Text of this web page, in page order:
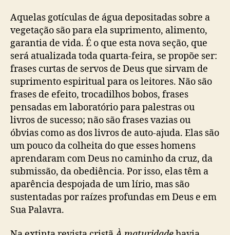
Aquelas gotículas de água depositadas sobre a
vegetação são para ela suprimento, alimento,
garantia de vida. É o que esta nova seção, que
será atualizada toda quarta-feira, se propõe ser:
frases curtas de servos de Deus que sirvam de
suprimento espiritual para os leitores. Não são
frases de efeito, trocadilhos bobos, frases
pensadas em laboratório para palestras ou
livros de sucesso; não são frases vazias ou
óbvias como as dos livros de auto-ajuda. Elas são
um pouco da colheita do que esses homens
aprendaram com Deus no caminho da cruz, da
submissão, da obediência. Por isso, elas têm a
aparência despojada de um lírio, mas são
sustentadas por raízes profundas em Deus e em
Sua Palavra.